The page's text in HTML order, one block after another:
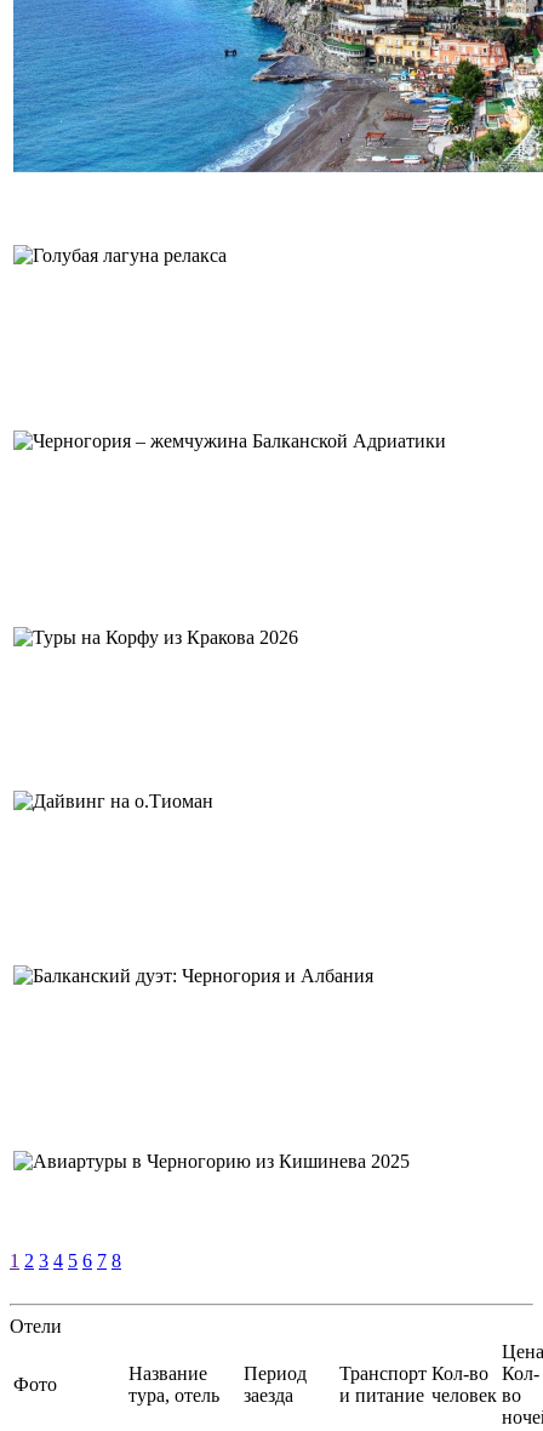
1 2 3 4 5 6 7 8
Отели
Фото
Название
тура, отель
Период
заезда
Транспорт
и питание
Кол-во
человек
Кол-
во